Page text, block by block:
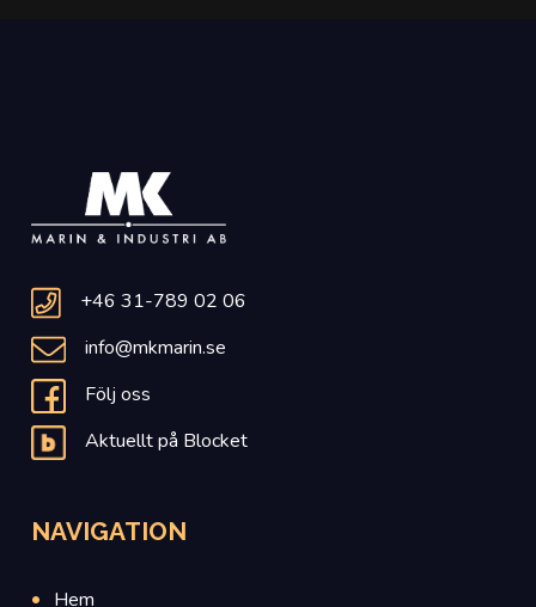
+46 31-789 02 06
info@mkmarin.se
Följ oss
Aktuellt på Blocket
NAVIGATION
Hem